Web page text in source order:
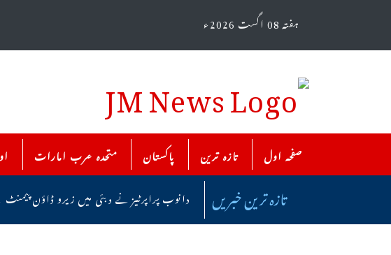
ہفتہ 08 اگست 2026ء
صفحہ اول تازہ ترین پاکستان متحدہ عرب امارات
تازہ ترین خبریں دانوب پراپرٹیز نے دبئی میں زیرو ڈاؤن